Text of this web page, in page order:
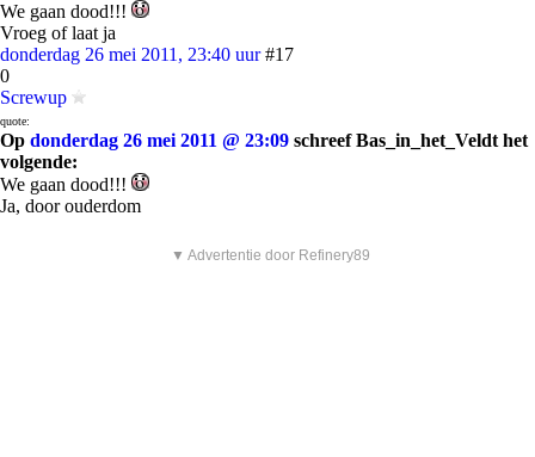
We gaan dood!!!
Vroeg of laat ja
donderdag 26 mei 2011, 23:40 uur #17
0
Screwup
quote:
Op donderdag 26 mei 2011 @ 23:09 schreef Bas_in_het_Veldt het
volgende:
We gaan dood!!!
Ja, door ouderdom
▼ Advertentie door Refinery89